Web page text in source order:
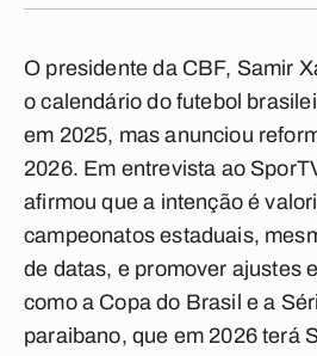
O presidente da CBF, Samir
o calendário do futebol
em 2025, mas anunciou
2026. Em entrevista ao
afirmou que a intenção é
campeonatos estaduais,
de datas, e promover ajustes
como a Copa do Brasil e a
paraibano, que em 2026 terá